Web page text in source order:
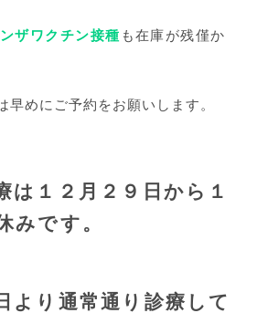
ザワクチン接種 も在庫が残僅か
早めにご予約をお願いします。
は １２月２９日 から １
みです。
より通常通り診療して